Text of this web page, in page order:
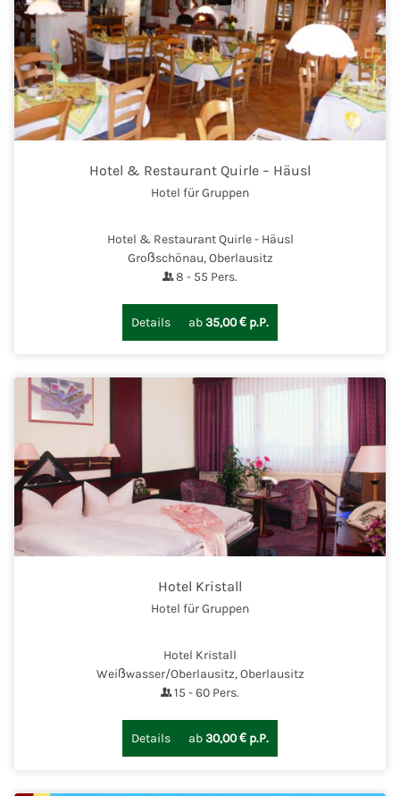
Hotel & Restaurant Quirle – Häusl
Hotel für Gruppen
Hotel & Restaurant Quirle - Häusl
Großschönau, Oberlausitz
8 - 55 Pers.
Details ab35,00 € p.P.
Hotel Kristall
Hotel für Gruppen
Hotel Kristall
Weißwasser/Oberlausitz, Oberlausitz
15 -60 Pers.
Details ab30,00 € p.P.